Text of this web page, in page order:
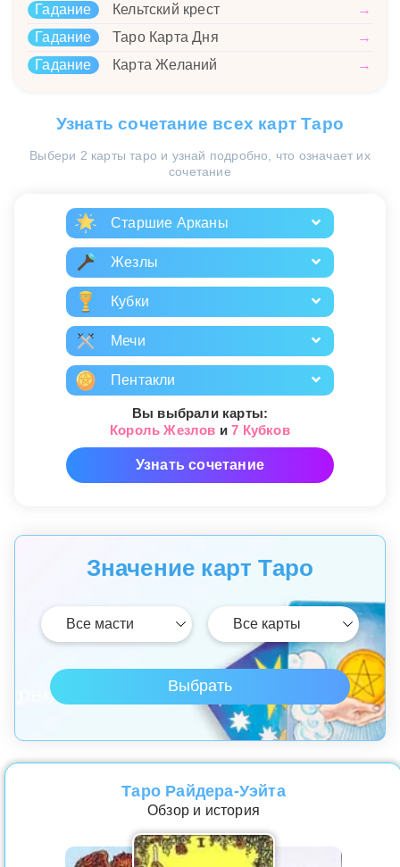
Гадание
Кельтский крест
→
Гадание
Таро Карта Дня
→
Гадание
Карта Желаний →
Узнать сочетание всех карт Таро
Выбери 2 карты таро и узнай подробно, что означает их
сочетание
Старшие Арканы
Жезлы
Кубки
Мечи
Пентакли
Вы выбрали карты:
Король Жезлов и7 Кубков
Узнать сочетание
Значение карт Таро
Таро Райдера-Уэйта
Обзор и история